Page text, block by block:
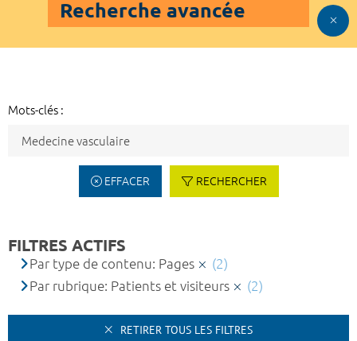
Recherche avancée
Mots-clés :
EFFACER RECHERCHER
FILTRES ACTIFS
Par type de contenu: Pages
(2)
Par rubrique: Patients et visiteurs
(2)
RETIRER TOUS LES FILTRES